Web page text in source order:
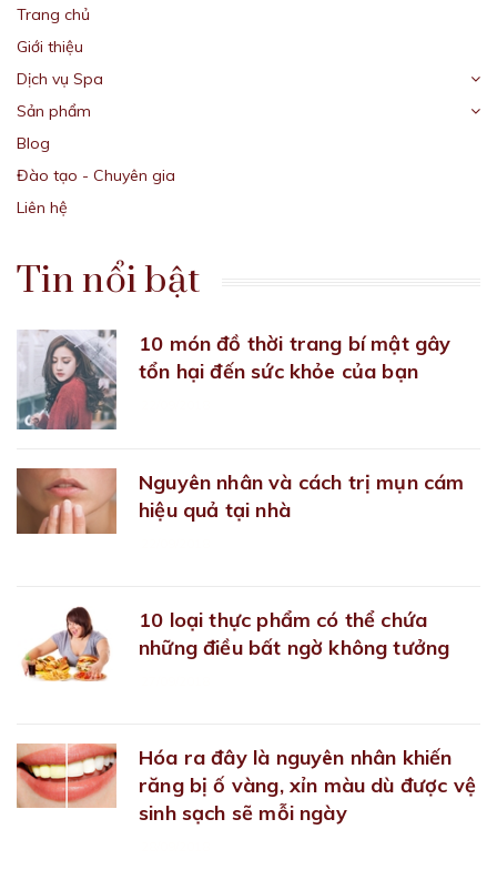
Trang chủ
Giới thiệu
Dịch vụ Spa
Sản phẩm
Blog
Đào tạo - Chuyên gia
Liên hệ
Tin nổi bật
10 món đồ thời trang bí mật gây
tổn hại đến sức khỏe của bạn
Nguyên nhân và cách trị mụn cám
hiệu quả tại nhà
10 loại thực phẩm có thể chứa
những điều bất ngờ không tưởng
Hóa ra đây là nguyên nhân khiến
răng bị ố vàng, xỉn màu dù được vệ
sinh sạch sẽ mỗi ngày